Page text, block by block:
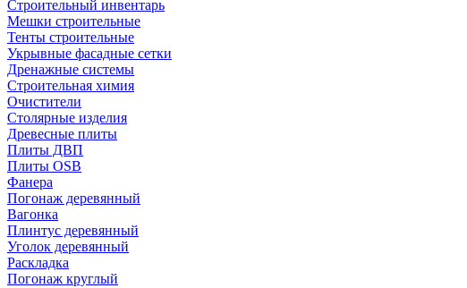
Строительный инвентарь
Мешки строительные
Тенты строительные
Укрывные фасадные сетки
Дренажные системы
Строительная химия
Очистители
Столярные изделия
Древесные плиты
Плиты ДВП
Плиты OSB
Фанера
Погонаж деревянный
Вагонка
Плинтус деревянный
Уголок деревянный
Раскладка
Погонаж круглый